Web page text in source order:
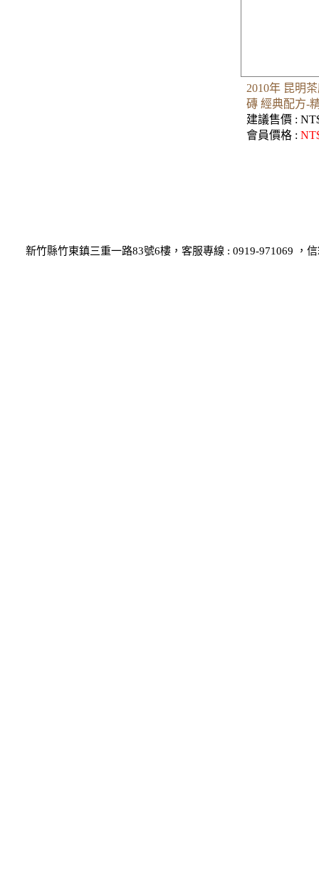
2010年 昆明
磚 經典配方-
建議售價 :
會員價格 :
新竹縣竹東鎮三重一路83號6樓，客服專線 : 0919-971069 ，